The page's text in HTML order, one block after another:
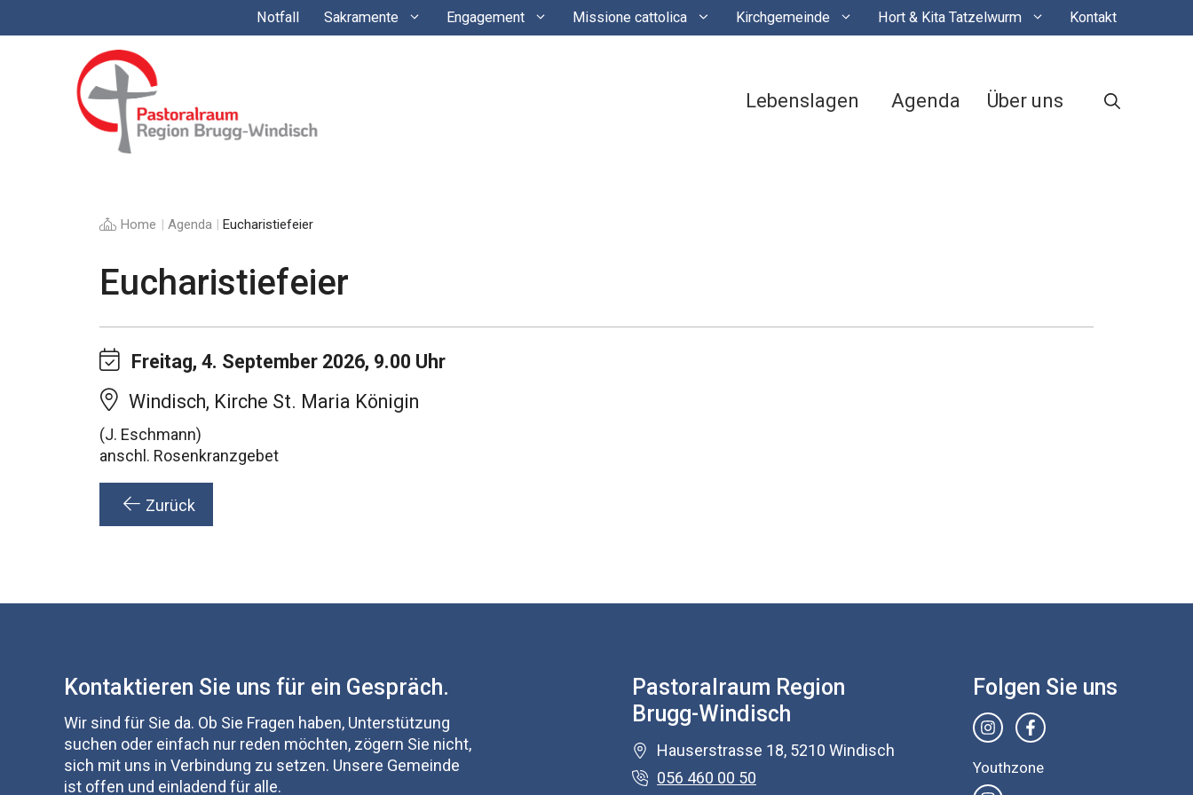
Notfall Sakramente Engagement Missione cattolica Kirchgemeinde Hort & Kita Tatzelwurm Kontakt
Lebenslagen Agenda Über uns
Home | Agenda | Eucharistiefeier
Eucharistiefeier
Freitag, 4. September 2026, 9.00 Uhr
Windisch, Kirche St. Maria Königin
(J. Eschmann)
anschl. Rosenkranzgebet
Zurück
Kontaktieren Sie uns für ein Gespräch.
Wir sind für Sie da. Ob Sie Fragen haben, Unterstützung
suchen oder einfach nur reden möchten, zögern Sie nicht,
sich mit uns in Verbindung zu setzen. Unsere Gemeinde
ist offen und einladend für alle.
Pastoralraum Region
Brugg-Windisch
Hauserstrasse 18, 5210 Windisch
056 460 00 50
Folgen Sie uns
Youthzone